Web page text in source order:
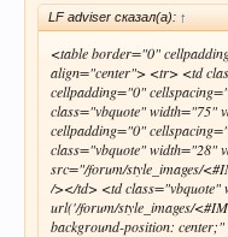
LF adviser сказал(а): ↑
<table border="0"
align="center"> <tr> <td
cellpadding="0"
class="vbquote" width="75"
cellpadding="0"
class="vbquote" width="28"
src="/forum/style_images/
/></td> <td class="vbquote"
url('/forum/style_images/
background-position: